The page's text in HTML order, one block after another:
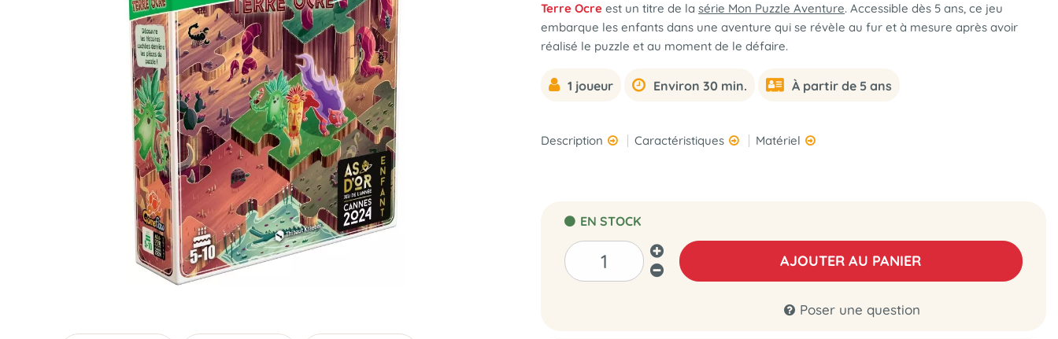
Terre Ocre est un titre de la série Mon Puzzle Aventure. Accessible dès 5 ans, ce jeu
embarque les enfants dans une aventure qui se révèle au fur et à mesure après avoir
réalisé le puzzle et au moment de le défaire.
1 joueur Environ 30 min. À partir de 5 ans
Description Caractéristiques Matériel
EN STOCK
AJOUTER AU PANIER
Poser une question